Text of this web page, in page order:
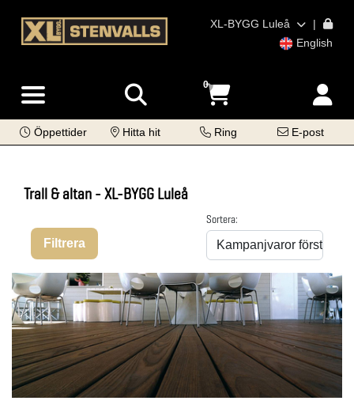
XL-BYGG Luleå
|
English
0
Öppettider Hitta hit Ring E-post
Trall & altan - XL-BYGG Luleå
Filtrera
Sortera: